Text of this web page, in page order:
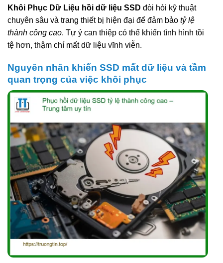
Khôi Phục Dữ Liệu hồi dữ liệu SSD đòi hỏi kỹ thuật
chuyên sâu và trang thiết bị hiện đại để đảm bảo tỷ lệ
thành công cao. Tự ý can thiệp có thể khiến tình hình tồi
tệ hơn, thậm chí mất dữ liệu vĩnh viễn.
Nguyên nhân khiến SSD mất dữ liệu và tầm
quan trọng của việc khôi phục